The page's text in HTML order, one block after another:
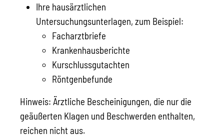
Ihre hausärztlichen
Untersuchungsunterlagen, zum Beispiel:
Facharztbriefe
Krankenhausberichte
Kurschlussgutachten
Röntgenbefunde
Hinweis: Ärztliche Bescheinigungen, die nur die
geäußerten Klagen und Beschwerden enthalten,
reichen nicht aus.